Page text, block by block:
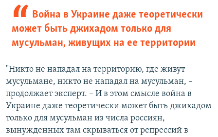
Война в Украине даже теоретически
может быть джихадом только для
мусульман, живущих на ее территории
"Никто не нападал на территорию, где живут
мусульмане, никто не нападал на мусульман, –
продолжает эксперт. – И в этом смысле война в
Украине даже теоретически может быть джихадом
только для мусульман из числа россиян,
вынужденных там скрываться от репрессий в